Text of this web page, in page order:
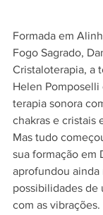
Formada em
Fogo Sagrado,
Cristaloterapia, a
Helen
terapia sonora
chakras e cristais
Mas tudo
sua formação em
aprofundou ainda
possibilidades de
com as vibrações.